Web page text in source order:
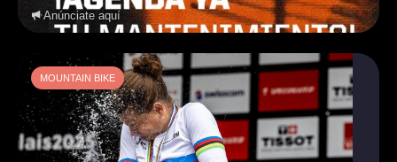
Anúnciate aquí
MOUNTAIN BIKE